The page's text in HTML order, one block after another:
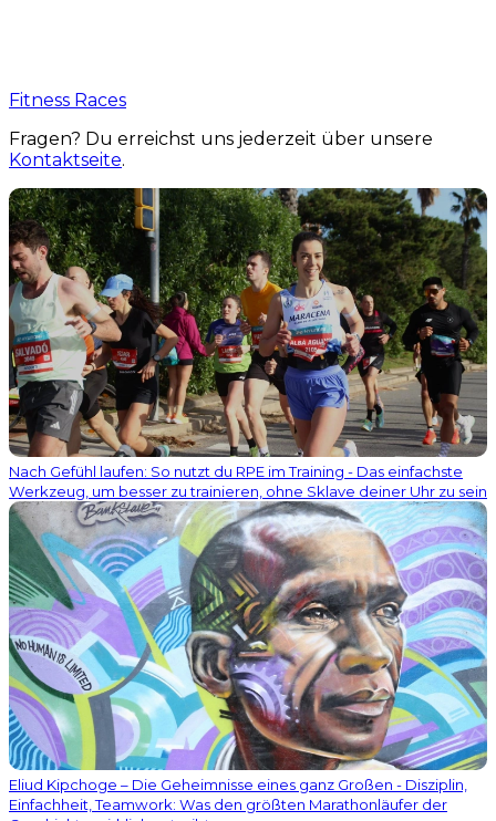
Fitness Races
Fragen? Du erreichst uns jederzeit über unsere
Kontaktseite.
Nach Gefühl laufen: So nutzt du RPE im Training - Das einfachste
Werkzeug, um besser zu trainieren, ohne Sklave deiner Uhr zu sein
Eliud Kipchoge – Die Geheimnisse eines ganz Großen - Disziplin,
Einfachheit, Teamwork: Was den größten Marathonläufer der